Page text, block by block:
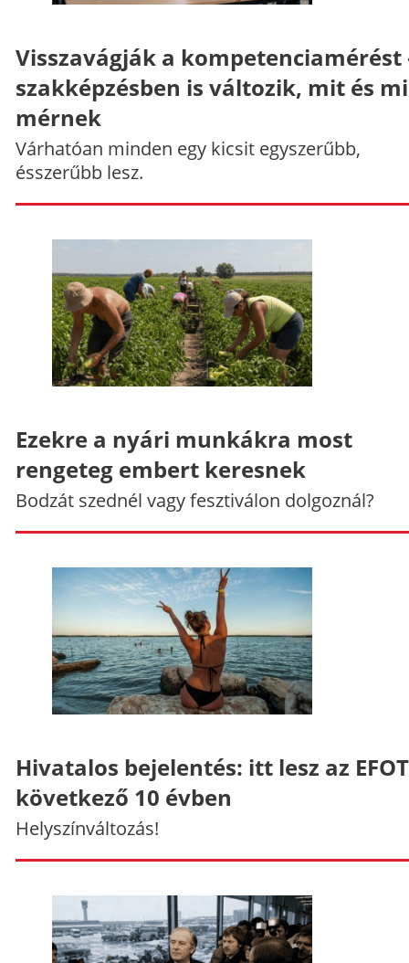
Visszavágják a kompetenciamérést
szakképzésben is változik, mit és
mérnek
Várhatóan minden egy kicsit egyszerűbb,
ésszerűbb lesz.
Ezekre a nyári munkákra most
rengeteg embert keresnek
Bodzát szednél vagy fesztiválon dolgoznál?
Hivatalos bejelentés: itt lesz az
következő 10 évben
Helyszínváltozás!